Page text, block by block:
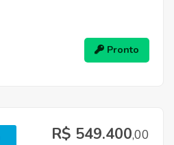
Pronto
R$ 549.400,00